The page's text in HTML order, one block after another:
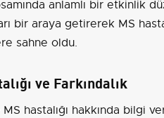
anlamlı bir etkinlik
bir araya getirerek MS
sahne oldu.
ve Farkındalık
hastalığı hakkında bilgi